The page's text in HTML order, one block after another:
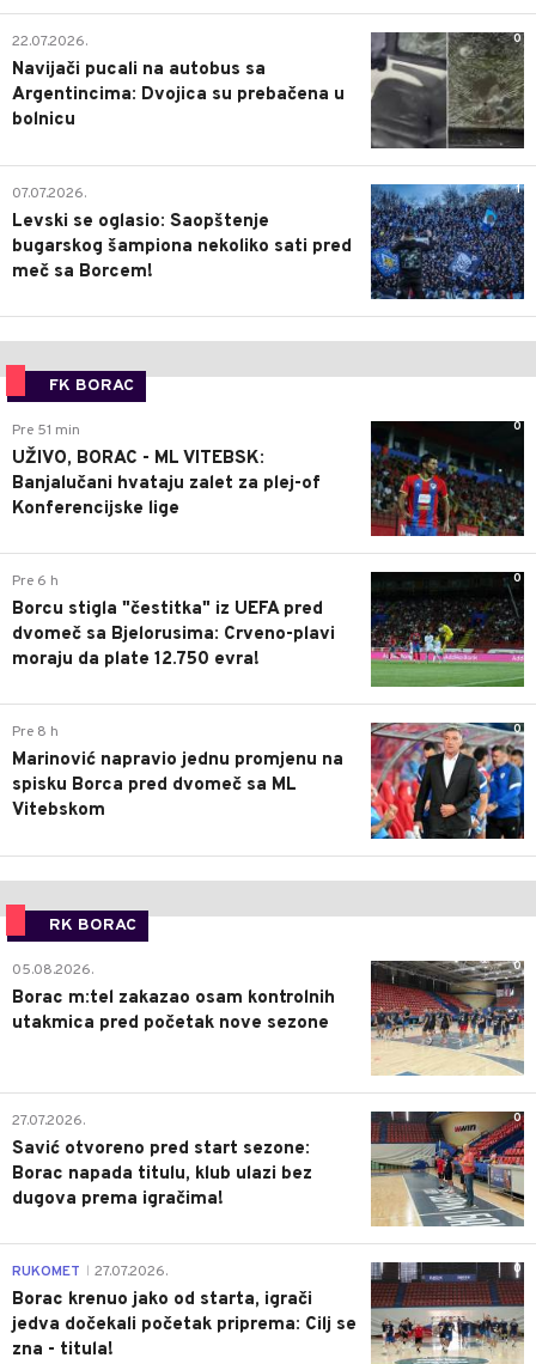
0
22.07.2026.
Navijači pucali na autobus sa
Argentincima: Dvojica su prebačena u
bolnicu
1
07.07.2026.
Levski se oglasio: Saopštenje
bugarskog šampiona nekoliko sati pred
meč sa Borcem!
FK BORAC
0
Pre 51 min
UŽIVO, BORAC - ML VITEBSK:
Banjalučani hvataju zalet za plej-of
Konferencijske lige
0
Pre 6 h
Borcu stigla "čestitka" iz UEFA pred
dvomeč sa Bjelorusima: Crveno-plavi
moraju da plate 12.750 evra!
0
Pre 8 h
Marinović napravio jednu promjenu na
spisku Borca pred dvomeč sa ML
Vitebskom
RK BORAC
0
05.08.2026.
Borac m:tel zakazao osam kontrolnih
utakmica pred početak nove sezone
0
27.07.2026.
Savić otvoreno pred start sezone:
Borac napada titulu, klub ulazi bez
dugova prema igračima!
0
RUKOMET 27.07.2026.
Borac krenuo jako od starta, igrači
jedva dočekali početak priprema: Cilj se
zna - titula!